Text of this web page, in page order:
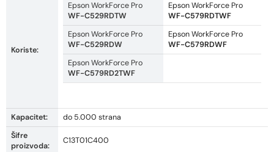
Koriste:
Epson WorkForce Pro
WF-C529RDTW
Epson WorkForce Pro
WF-C579RDTWF
Epson WorkForce Pro
WF-C529RDW
Epson WorkForce Pro
WF-C579RDWF
Epson WorkForce Pro
WF-C579RD2TWF
Kapacitet:
do 5.000 strana
Šifre
proizvoda:
C13T01C400